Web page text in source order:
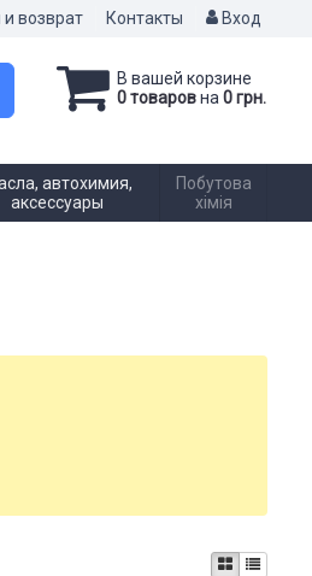
и возврат Контакты Вход
В вашей корзине
0 товаровна 0 грн.
автохимия,
аксессуары
Побутова
хімія